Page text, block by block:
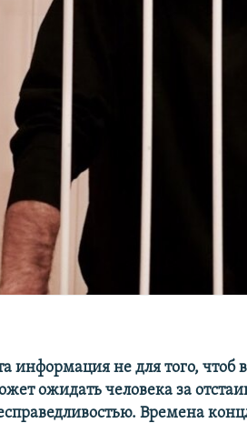
информация не для того, чтоб
ожидать человека за
Времена